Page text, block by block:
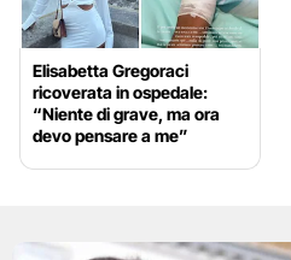
Elisabetta Gregoraci
ricoverata in ospedale:
“Niente di grave, ma ora
devo pensare a me”